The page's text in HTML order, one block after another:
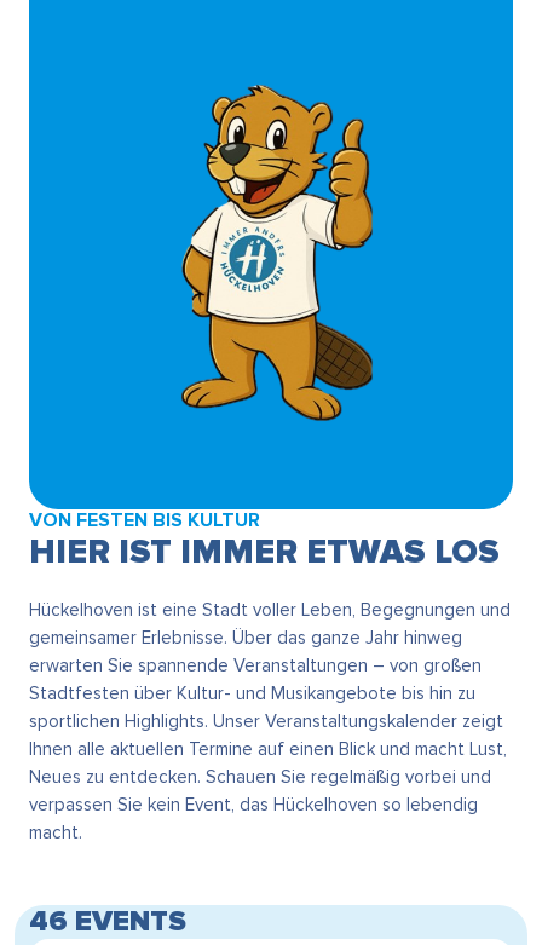
VON FESTEN BIS KULTUR
HIER IST IMMER ETWAS LOS
Hückelhoven ist eine Stadt voller Leben, Begegnungen und
gemeinsamer Erlebnisse. Über das ganze Jahr hinweg
erwarten Sie spannende Veranstaltungen – von großen
Stadtfesten über Kultur- und Musikangebote bis hin zu
sportlichen Highlights. Unser Veranstaltungskalender zeigt
Ihnen alle aktuellen Termine auf einen Blick und macht Lust,
Neues zu entdecken. Schauen Sie regelmäßig vorbei und
verpassen Sie kein Event, das Hückelhoven so lebendig
macht.
46 EVENTS